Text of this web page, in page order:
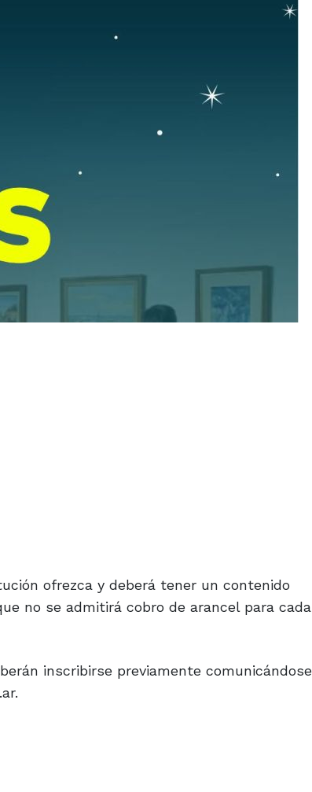
ofrezca y deberá tener un contenido
no se admitirá cobro de arancel para cada
inscribirse previamente comunicándose